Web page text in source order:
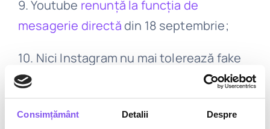
Consimțământ Detalii Despre
9. Youtube renunță la funcția de
mesagerie directădin 18 septembrie;
10. Nici Instagram nu mai tolerează fake
news.
Utilizatorii din SUA pot raporta
acum postările pentru „False
Information”;